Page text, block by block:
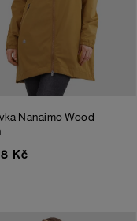
NanaimoWood
Kč